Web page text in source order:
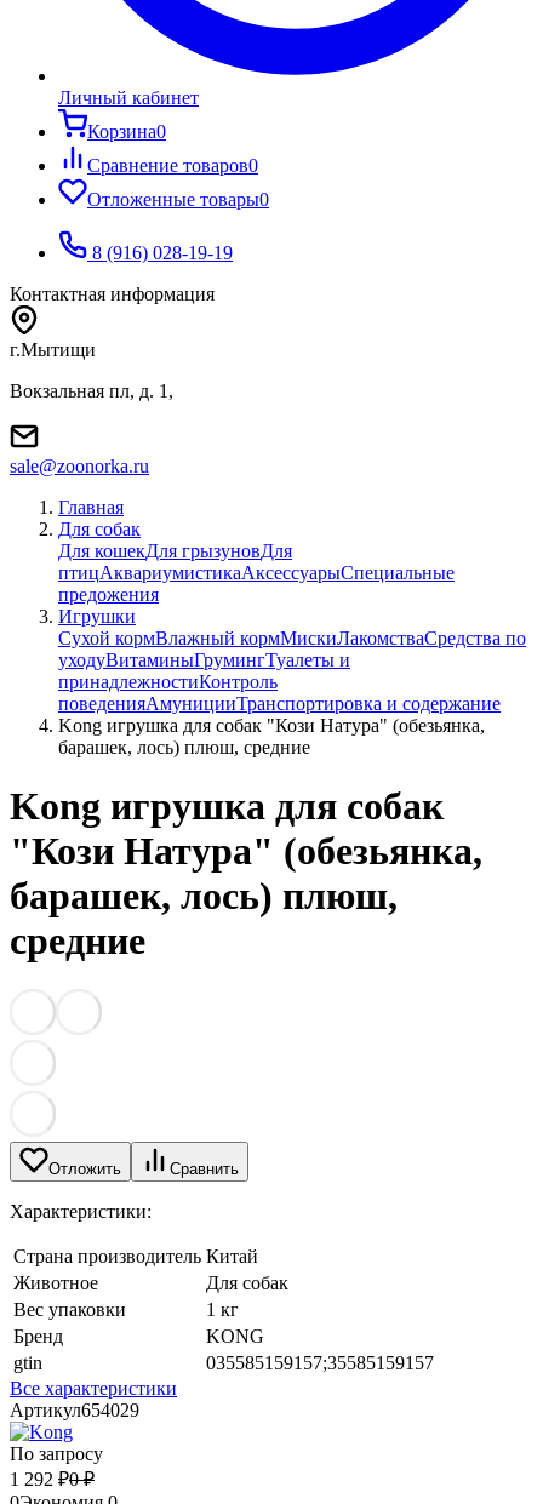
Личный кабинет
Корзина0
Сравнение товаров0
Отложенные товары0
8 (916) 028-19-19
Контактная информация
г.Мытищи
Вокзальная пл, д. 1,
sale@zoonorka.ru
Главная
Для собак
Для кошекДля грызуновДля
птицАквариумистикаАксессуарыСпециальные
предожения
Игрушки
Сухой кормВлажный кормМискиЛакомстваСредства по
уходуВитаминыГрумингТуалеты и
принадлежностиКонтроль
поведенияАмуницииТранспортировка и содержание
Kong игрушка для собак "Кози Натура" (обезьянка,
барашек, лось) плюш, средние
Kong игрушка для собак
"Кози Натура" (обезьянка,
барашек, лось) плюш,
средние
Отложить Сравнить
Характеристики:
Страна производитель Китай
Животное
Для собак
Вес упаковки
1 кг
Бренд
KONG
gtin
035585159157;35585159157
Все характеристики
Артикул654029
По запросу
1 292 ₽0 ₽